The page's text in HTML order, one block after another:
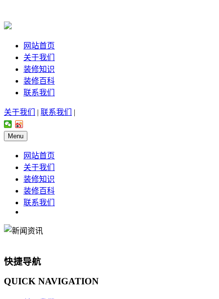
网站首页
关于我们
装修知识
装修百科
联系我们
关于我们 | 联系我们 |
Menu
网站首页
关于我们
装修知识
装修百科
联系我们
快捷导航
QUICK NAVIGATION